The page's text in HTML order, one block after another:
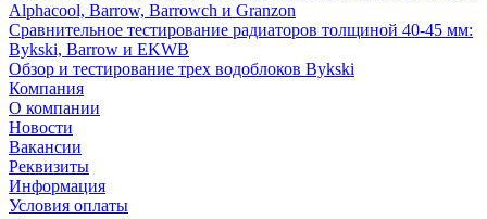
Alphacool, Barrow, Barrowch и Granzon
Сравнительное тестирование радиаторов толщиной 40-45 мм:
Bykski, Barrow и EKWB
Обзор и тестирование трех водоблоков Bykski
Компания
О компании
Новости
Вакансии
Реквизиты
Информация
Условия оплаты